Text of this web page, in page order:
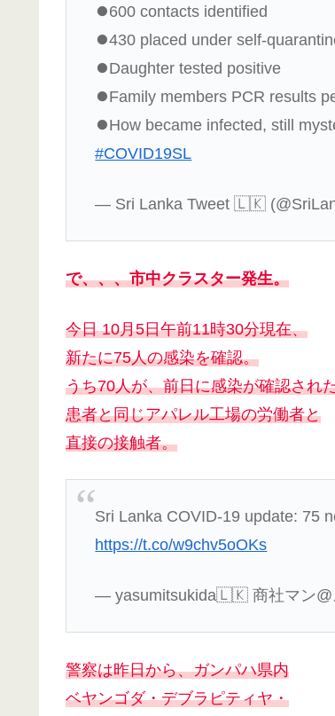
⏺️600 contacts identified
⏺️430 placed under self-
⏺️Daughter tested positive
⏺️Family members PCR results
⏺️How became infected, still
#COVID19SL
— Sri Lanka Tweet 🇱🇰
で、、、市中クラスター発生。
今日 10月5日午前11時30分現在、
新たに75人の感染を確認。
うち70人が、前日に感染が確認され
患者と同じアパレル工場の労働者と
直接の接触者。
Sri Lanka COVID-19 update: 75
https://t.co/w9chv5oOKs
— yasumitsukida🇱🇰 商社マン@
警察は昨日から、ガンパハ県内
ベヤンゴダ・デブラピティヤ・